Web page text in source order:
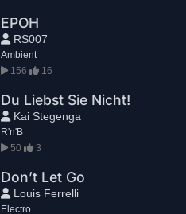
EPOH
RS007
Ambient
156
16
Du Liebst Sie Nicht!
Kai Stegenga
R'n'B
50
3
Don’t Let Go
Louis Ferrelli
Electro